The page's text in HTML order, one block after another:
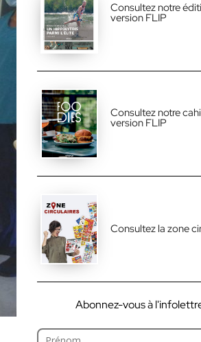
Consultez notre
version FLIP
Consultez notre
version FLIP
Consultez la zone
Abonnez-vous à